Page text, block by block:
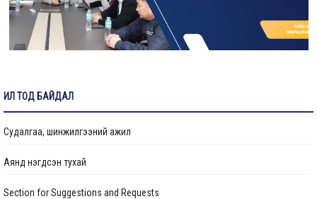
Барилгын ажлын мэдээ
Санхүүжилтийн мэдээлэл
ИЛ ТОД БАЙДАЛ
Судалгаа, шинжилгээний ажил
Аянд нэгдсэн тухай
Section for Suggestions and Requests